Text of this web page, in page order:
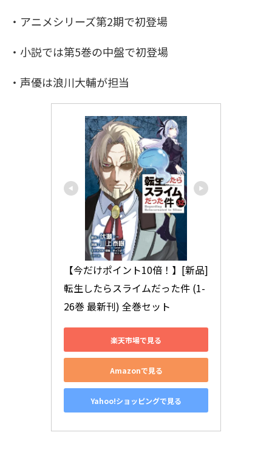
・アニメシリーズ第2期で初登場
・小説では第5巻の中盤で初登場
・声優は浪川大輔が担当
【今だけポイント10倍！】[新品]
転生したらスライムだった件 (1-
26巻 最新刊) 全巻セット
楽天市場で見る
Amazonで見る
Yahoo!ショッピングで見る